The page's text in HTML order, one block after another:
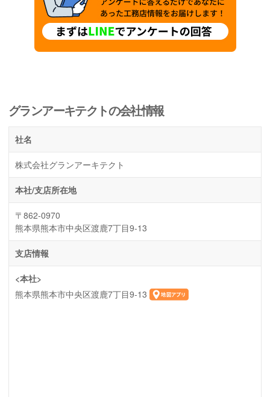
グランアーキテクトの会社情報
社名
株式会社グランアーキテクト
本社/支店所在地
〒862-0970
熊本県熊本市中央区渡鹿7丁目9-13
支店情報
<本社>
熊本県熊本市中央区渡鹿7丁目9-13